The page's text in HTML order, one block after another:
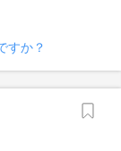
すか？